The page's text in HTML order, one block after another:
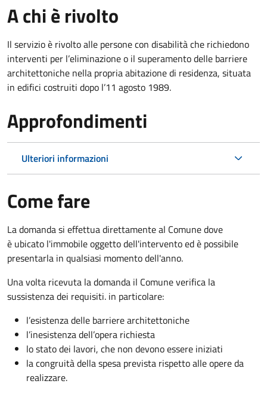
A chi è rivolto
Il servizio è rivolto alle persone con disabilità che richiedono
interventi per l’eliminazione o il superamento delle barriere
architettoniche nella propria abitazione di residenza, situata
in edifici costruiti dopo l’11 agosto 1989.
Approfondimenti
Ulteriori informazioni
Come fare
La domanda si effettua direttamente al Comune dove
è ubicato l'immobile oggetto dell'intervento ed è possibile
presentarla in qualsiasi momento dell'anno.
Una volta ricevuta la domanda il Comune verifica la
sussistenza dei requisiti. in particolare:
l’esistenza delle barriere architettoniche
l’inesistenza dell’opera richiesta
lo stato dei lavori, che non devono essere iniziati
la congruità della spesa prevista rispetto alle opere da
realizzare.